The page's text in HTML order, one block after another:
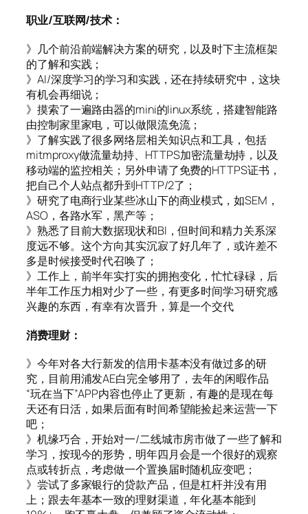
职业/互联网/技术：
》几个前沿前端解决方案的研究，以及时下主流框架
的了解和实践；
》AI/深度学习的学习和实践，还在持续研究中，这块
有机会再细说；
》摸索了一遍路由器的mini的linux系统，搭建智能路
由控制家里家电，可以做限流免流；
》了解实践了很多网络层相关知识点和工具，包括
mitmproxy做流量劫持、HTTPS加密流量劫持，以及
移动端的监控相关；另外申请了免费的HTTPS证书，
把自己个人站点都升到HTTP/2了；
》研究了电商行业某些冰山下的商业模式，如SEM，
ASO，各路水军，黑产等；
》熟悉了目前大数据现状和BI，但时间和精力关系深
度远不够。这个方向其实沉寂了好几年了，或许差不
多是时候接受时代召唤了；
》工作上，前半年实打实的拥抱变化，忙忙碌碌，后
半年工作压力相对少了一些，有更多时间学习研究感
兴趣的东西，有幸有次晋升，算是一个交代
消费理财：
》今年对各大行新发的信用卡基本没有做过多的研
究，目前用浦发AE白完全够用了，去年的闲暇作品
“玩在当下”APP内容也停止了更新，有趣的是现在每
天还有日活，如果后面有时间希望能捡起来运营一下
吧；
》机缘巧合，开始对一/二线城市房市做了一些了解和
学习，按现今的形势，明年四月会是一个很好的观察
点或转折点，考虑做一个置换届时随机应变吧；
》尝试了多家银行的贷款产品，但是杠杆并没有用
上；跟去年基本一致的理财渠道，年化基本能到